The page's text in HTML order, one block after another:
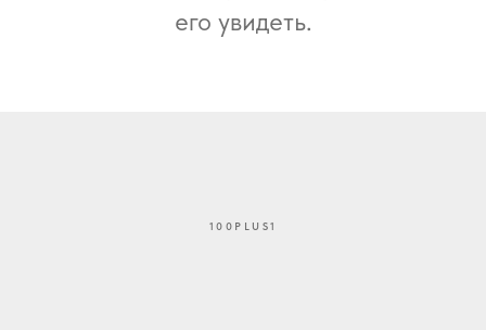
его увидеть.
100PLUS1